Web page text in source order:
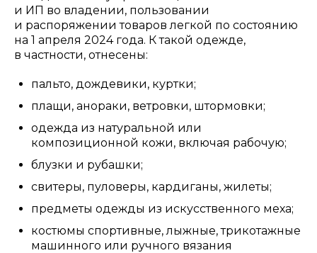
и ИП во владении, пользовании
и распоряжении товаров легкой по состоянию
на 1 апреля 2024 года. К такой одежде,
в частности, отнесены:
пальто, дождевики, куртки;
плащи, анораки, ветровки, штормовки;
одежда из натуральной или
композиционной кожи, включая рабочую;
блузки и рубашки;
свитеры, пуловеры, кардиганы, жилеты;
предметы одежды из искусственного меха;
костюмы спортивные, лыжные, трикотажные
машинного или ручного вязания